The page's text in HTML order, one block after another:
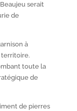
serait
de
à
territoire.
toute la
de
de pierres